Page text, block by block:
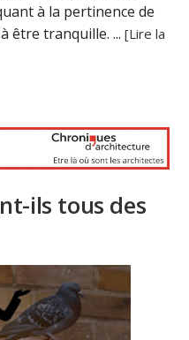
à la pertinence de
être tranquille. ...[Lire la
ils tous des